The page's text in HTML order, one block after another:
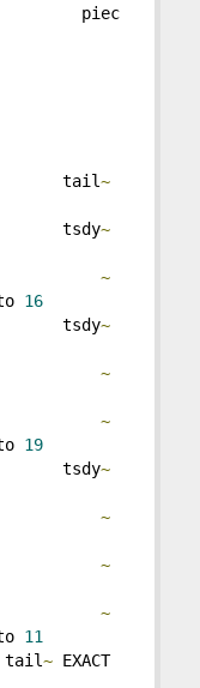
~
~
~
16
~
~
~
19
~
~
~
~
11
~
EXACT